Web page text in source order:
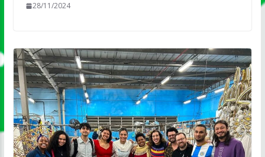
28/11/2024